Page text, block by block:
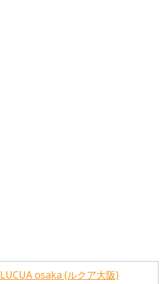
LUCUA osaka (ルクア大阪)